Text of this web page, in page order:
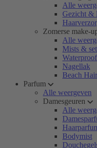
Alle
Gezicht &
Zomerse make-
Alle
Mists &
Nagellak
Beach
Parfum
Alle weergeven
Damesgeuren
Alle
Bodymist